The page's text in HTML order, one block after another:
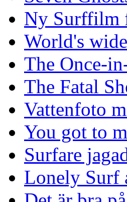
Ny Surffilm
World's
The Once-
The Fatal
Vattenfoto
You got to
Surfare
Lonely Surf